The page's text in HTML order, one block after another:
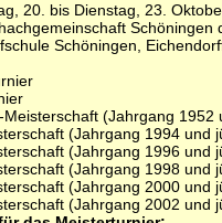
20. bis Dienstag, 23.
Schöningen
Schöningen,
Meisterschaft (Jahrgang 1952
(Jahrgang 1994 und
(Jahrgang 1996 und
(Jahrgang 1998 und
(Jahrgang 2000 und
(Jahrgang 2002 und